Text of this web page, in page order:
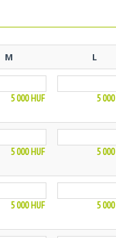
M L
5 000HUF 5 000
5 000HUF 5 000
5 000HUF 5 000